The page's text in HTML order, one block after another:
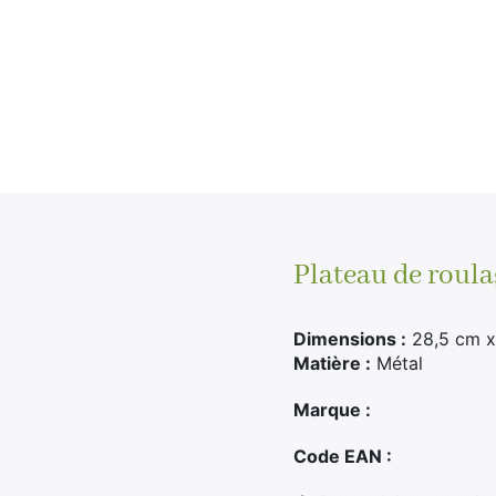
Plateau de
Dimensions : 28,5 cm
Matière : Métal
Marque :
Code EAN :